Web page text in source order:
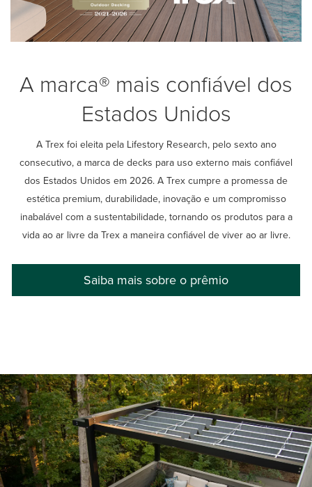
A marca® mais confiável dos
Estados Unidos
A Trex foi eleita pela Lifestory Research, pelo sexto ano
consecutivo, a marca de decks para uso externo mais confiável
dos Estados Unidos em 2026. A Trex cumpre a promessa de
estética premium, durabilidade, inovação e um compromisso
inabalável com a sustentabilidade, tornando os produtos para a
vida ao ar livre da Trex a maneira confiável de viver ao ar livre.
Saiba mais sobre o prêmio